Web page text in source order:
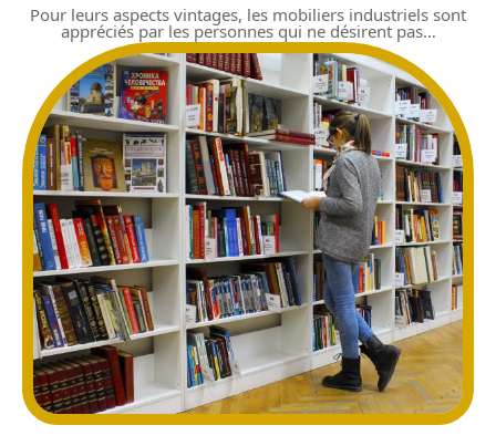
Pour leurs aspects vintages, les mobiliers industriels sont
appréciés par les personnes qui ne désirent pas…